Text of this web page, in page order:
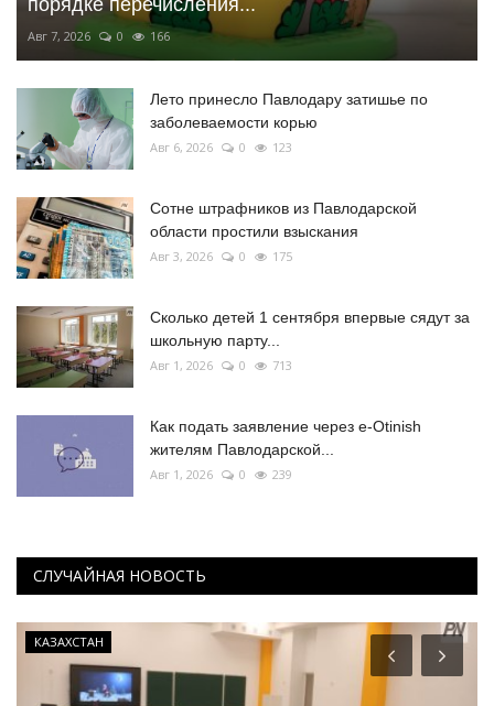
Авг 7, 2026 0 166
Лето принесло Павлодару затишье по
заболеваемости корью
Авг 6, 2026 0 123
Сотне штрафников из Павлодарской
области простили взыскания
Авг 3, 2026 0 175
Сколько детей 1 сентября впервые сядут за
школьную парту...
Авг 1, 2026 0 713
Как подать заявление через e-Otinish
жителям Павлодарской...
Авг 1, 2026 0 239
СЛУЧАЙНАЯ НОВОСТЬ
КАЗАХСТАН